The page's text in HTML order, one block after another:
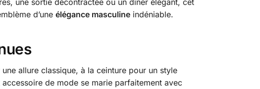
une sortie décontractée ou un dîner élégant, cet
d’une élégance masculineindéniable.
allure classique, à la ceinture pour un style
de mode se marie parfaitement avec